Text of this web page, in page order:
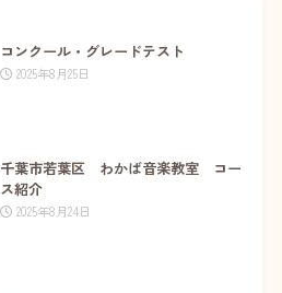
コンクール・グレードテスト
2025年8月25日
千葉市若葉区 わかば音楽教室 コー
ス紹介
2025年8月24日